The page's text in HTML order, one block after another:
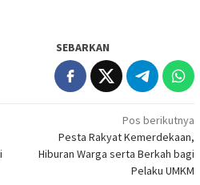
SEBARKAN
Pos berikutnya
Pesta Rakyat Kemerdekaan,
Hiburan Warga serta Berkah bagi
Pelaku UMKM